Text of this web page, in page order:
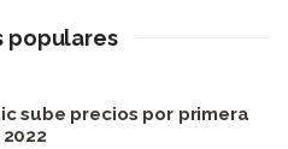
populares
sube precios por primera